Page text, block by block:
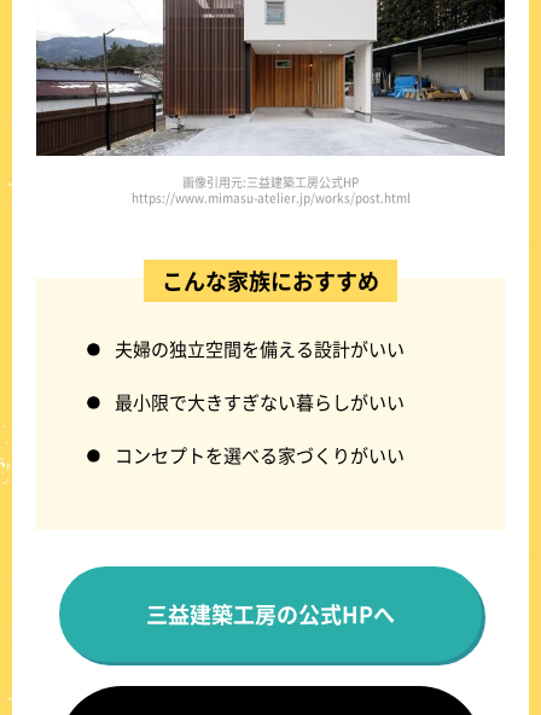
画像引用元:三益建築工房公式HP
https://www.mimasu-atelier.jp/works/post.html
こんな家族におすすめ
夫婦の独立空間を備える設計がいい
最小限で大きすぎない暮らしがいい
コンセプトを選べる家づくりがいい
三益建築工房の公式HPへ